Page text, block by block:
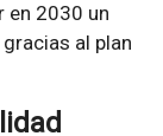
en 2030 un
al plan